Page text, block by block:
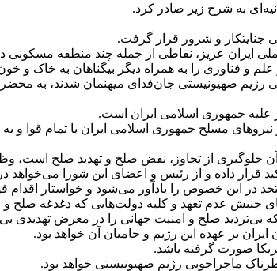
به شرح زیر صادر کرد.
جنایتکار و شرور قرار گرفت.
ایران عزیز، نقاطی از جمله چند منطقه
و فناوری را به همراه دیگر بیگناهان به خاک و
رژیم صهیونیستی جان‌فدای میهنمان شدند، به
ایران وفق ماده ۵۱ منشور ملل متحد است و نیروهای مسلح جمهوری
از تجاوز، نقض صلح و تهدید صلح است،
قرار داده و از رئیس و اعضای این شورا می‌خواهد
این خصوص را یادآور می‌شود و خواستار اقدام
عدم تعهد و کلیه دولت‌هایی که دغدغه صلح و
بی‌تردید صلح و امنیت جهانی را در معرض تهدیدی
بر عهده این رژیم و حامیان آن خواهد بود.
صورت گرفته باشد.
ماجراجویی رژیم صهیونیستی خواهد بود.